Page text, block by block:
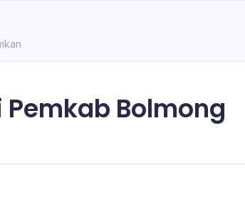
Bolmong